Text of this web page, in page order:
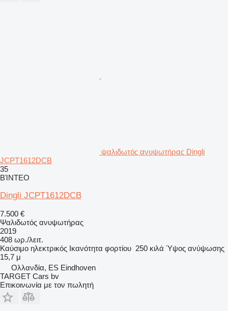
ψαλιδωτός ανυψωτήρας Dingli
JCPT1612DCB
35
ΒΊΝΤΕΟ
Dingli JCPT1612DCB
7.500 €
Ψαλιδωτός ανυψωτήρας
2019
408 ωρ./λειτ.
Καύσιμο ηλεκτρικός Ικανότητα φορτίου 250 κιλά Ύψος ανύψωσης
15,7 μ
Ολλανδία, ES Eindhoven
TARGET Cars bv
Επικοινωνία με τον πωλητή